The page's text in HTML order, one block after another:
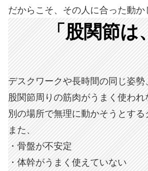
だからこそ、その人に合った動か
「股関節
デスクワークや長時間の同じ姿勢
股関節周りの筋肉がうまく使われ
別の場所で無理に動かそうとする
また、
・骨盤が不安定
・体幹がうまく使えていない